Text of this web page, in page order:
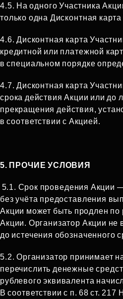
4.5. На одного Участника
только одна Дисконтная карта
4.6. Дисконтная карта
кредитной или платежной
в специальном порядке
4.7. Дисконтная карта
срока действия Акции или до
прекращения действия,
в соответствии с Акцией.
5. ПРОЧИЕ УСЛОВИЯ
5.1. Срок проведения Акции —
без учёта предоставления
Акции может быть продлен
Акции. Организатор Акции не
до истечения обозначенного
5.2. Организатор принимает
перечислить денежные
рублевого эквивалента
В соответствии с п. 68 ст.